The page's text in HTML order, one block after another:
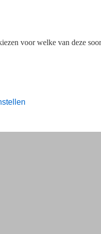
voor welke van deze